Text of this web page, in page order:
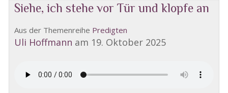
Siehe, ich stehe vor Tür und klopfe an
Aus der Themenreihe Predigten
Uli Hoffmann am 19. Oktober 2025